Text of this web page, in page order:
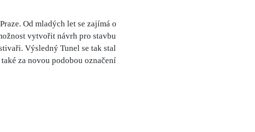
Od mladých let se zajímá o
vytvořit návrh pro stavbu
Výsledný Tunel se tak stal
za novou podobou označení